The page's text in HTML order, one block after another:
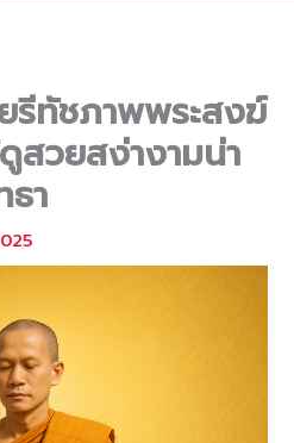
รีทัชภาพพระสงฆ์
วยสง่างามน่า
ธา